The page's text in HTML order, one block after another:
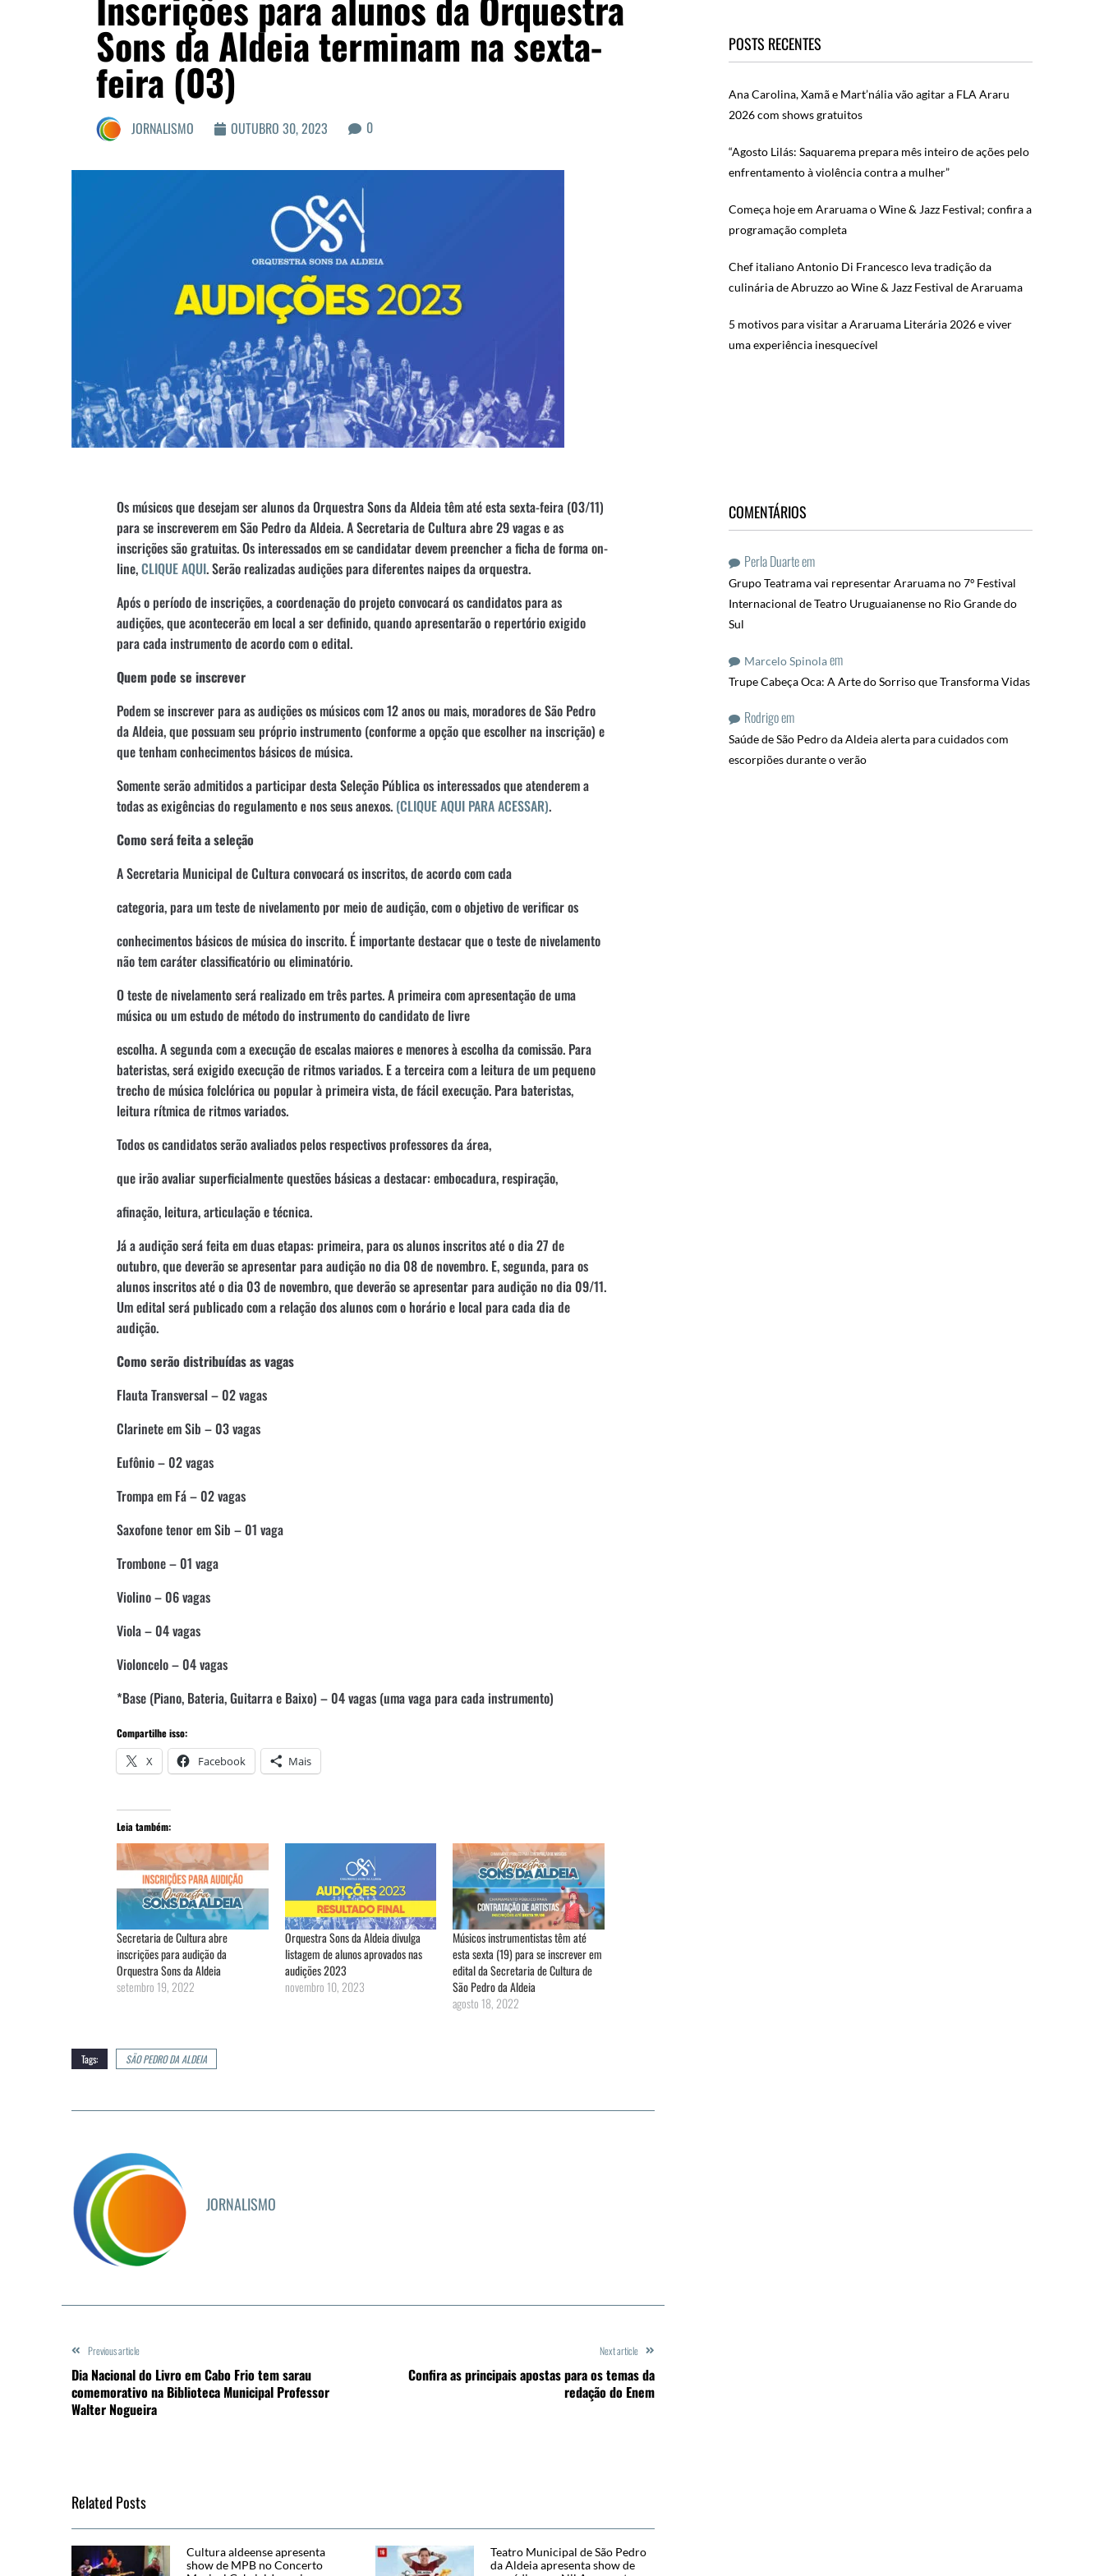
Sons da Aldeia terminam na sexta-
feira (03)
JORNALISMO OUTUBRO 30, 2023 0
Os músicos que desejam ser alunos da Orquestra Sons da Aldeia têm até esta sexta-feira (03/11)
para se inscreverem em São Pedro da Aldeia. A Secretaria de Cultura abre 29 vagas e as
inscrições são gratuitas. Os interessados em se candidatar devem preencher a ficha de forma on-
line,CLIQUE AQUI. Serão realizadas audições para diferentes naipes da orquestra.
Após o período de inscrições, a coordenação do projeto convocará os candidatos para as
audições, que acontecerão em local a ser definido, quando apresentarão o repertório exigido
para cada instrumento de acordo com o edital.
Quem pode se inscrever
Podem se inscrever para as audições os músicos com 12 anos ou mais, moradores de São Pedro
da Aldeia, que possuam seu próprio instrumento (conforme a opção que escolher na inscrição) e
que tenham conhecimentos básicos de música.
Somente serão admitidos a participar desta Seleção Pública os interessados que atenderem a
todas as exigências do regulamento e nos seus anexos. (CLIQUE AQUI PARA ACESSAR).
Como será feita a seleção
A Secretaria Municipal de Cultura convocará os inscritos, de acordo com cada
categoria, para um teste de nivelamento por meio de audição, com o objetivo de verificar os
conhecimentos básicos de música do inscrito. É importante destacar que o teste de nivelamento
não tem caráter classificatório ou eliminatório.
O teste de nivelamento será realizado em três partes. A primeira com apresentação de uma
música ou um estudo de método do instrumento do candidato de livre
escolha. A segunda com a execução de escalas maiores e menores à escolha da comissão. Para
bateristas, será exigido execução de ritmos variados. E a terceira com a leitura de um pequeno
trecho de música folclórica ou popular à primeira vista, de fácil execução. Para bateristas,
leitura rítmica de ritmos variados.
Todos os candidatos serão avaliados pelos respectivos professores da área,
que irão avaliar superficialmente questões básicas a destacar: embocadura, respiração,
afinação, leitura, articulação e técnica.
Já a audição será feita em duas etapas: primeira, para os alunos inscritos até o dia 27 de
outubro, que deverão se apresentar para audição no dia 08 de novembro. E, segunda, para os
alunos inscritos até o dia 03 de novembro, que deverão se apresentar para audição no dia 09/11.
Um edital será publicado com a relação dos alunos com o horário e local para cada dia de
audição.
Como serão distribuídas as vagas
Flauta Transversal – 02 vagas
Clarinete em Sib – 03 vagas
Eufônio – 02 vagas
Trompa em Fá – 02 vagas
Saxofone tenor em Sib – 01 vaga
Trombone – 01 vaga
Violino – 06 vagas
Viola – 04 vagas
Violoncelo – 04 vagas
*Base (Piano, Bateria, Guitarra e Baixo) – 04 vagas (uma vaga para cada instrumento)
Compartilhe isso:
X Facebook Mais
Leia também:
Secretaria de Cultura abre
inscrições para audição da
Orquestra Sons da Aldeia
setembro 19, 2022
Orquestra Sons da Aldeia divulga
listagem de alunos aprovados nas
audições 2023
novembro 10, 2023
Músicos instrumentistas têm até
esta sexta (19) para se inscrever em
edital da Secretaria de Cultura de
São Pedro da Aldeia
agosto 18, 2022
Tags: SÃO PEDRO DA ALDEIA
JORNALISMO
Previous article
Dia Nacional do Livro em Cabo Frio tem sarau
comemorativo na Biblioteca Municipal Professor
Walter Nogueira
Next article
Confira as principais apostas para os temas da
redação do Enem
Related Posts
Cultura aldeense apresenta
show de MPB no Concerto
Teatro Municipal de São Pedro
da Aldeia apresenta show de
POSTS RECENTES
Ana Carolina, Xamã e Mart’nália vão agitar a FLA Araru
2026 com shows gratuitos
“Agosto Lilás: Saquarema prepara mês inteiro de ações pelo
enfrentamento à violência contra a mulher”
Começa hoje em Araruama o Wine & Jazz Festival; confira a
programação completa
Chef italiano Antonio Di Francesco leva tradição da
culinária de Abruzzo ao Wine & Jazz Festival de Araruama
5 motivos para visitar a Araruama Literária 2026 e viver
uma experiência inesquecível
COMENTÁRIOS
Perla Duarteem
Grupo Teatrama vai representar Araruama no 7º Festival
Internacional de Teatro Uruguaianense no Rio Grande do
Sul
Marcelo Spinolaem
Trupe Cabeça Oca: A Arte do Sorriso que Transforma Vidas
Rodrigoem
Saúde de São Pedro da Aldeia alerta para cuidados com
escorpiões durante o verão